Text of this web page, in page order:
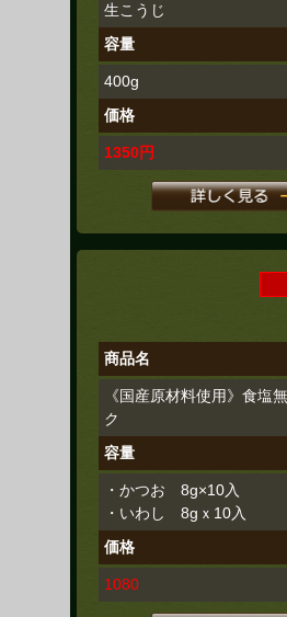
生こうじ
容量
400g
価格
1350円
商品名
《国産原材料使用》食塩
ク
容量
・かつお 8g×10入
・いわし 8gｘ10入
価格
1080